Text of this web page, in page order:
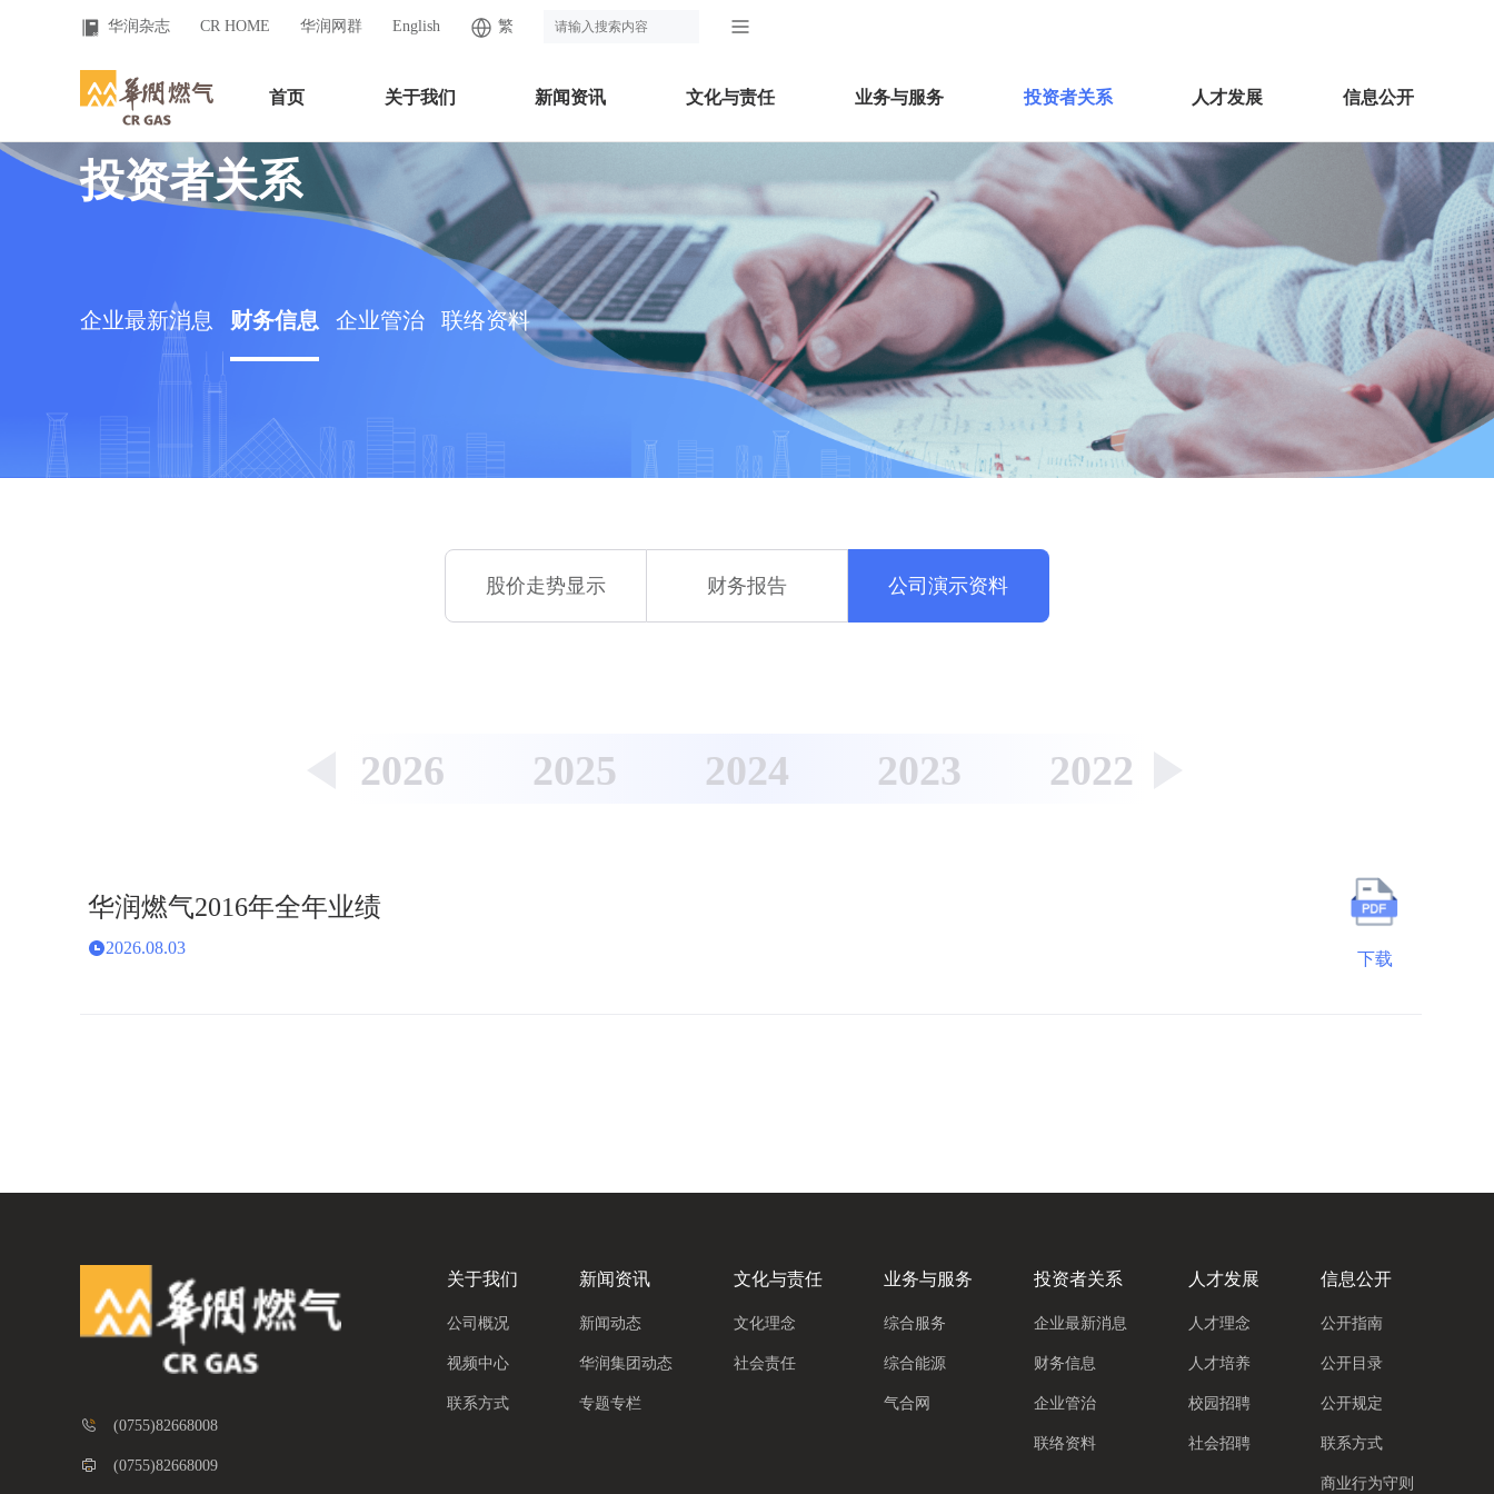
华润杂志 CR HOME 华润网群 English 繁
首页 关于我们 新闻资讯 文化与责任 业务与服务 投资者关系 人才发展 信息公开
投资者关系
企业最新消息 财务信息 企业管治 联络资料
股价走势显示 财务报告 公司演示资料
2026 2025 2024 2023 2022
华润燃气2016年全年业绩
2026.08.03
下载
(0755)82668008
(0755)82668009
关于我们
公司概况
视频中心
联系方式
新闻资讯
新闻动态
华润集团动态
专题专栏
文化与责任
文化理念
社会责任
业务与服务
综合服务
综合能源
气合网
投资者关系
企业最新消息
财务信息
企业管治
联络资料
人才发展
人才理念
人才培养
校园招聘
社会招聘
信息公开
公开指南
公开目录
公开规定
联系方式
商业行为守则